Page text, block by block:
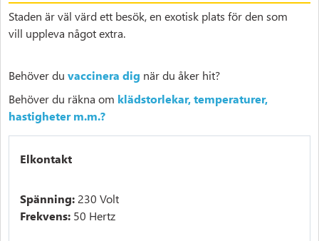
Staden är väl värd ett besök, en exotisk plats för den som
vill uppleva något extra.
Behöver duvaccinera dig när du åker hit?
Behöver du räkna om klädstorlekar, temperaturer,
hastigheter m.m.?
Elkontakt
Spänning:230 Volt
Frekvens: 50 Hertz